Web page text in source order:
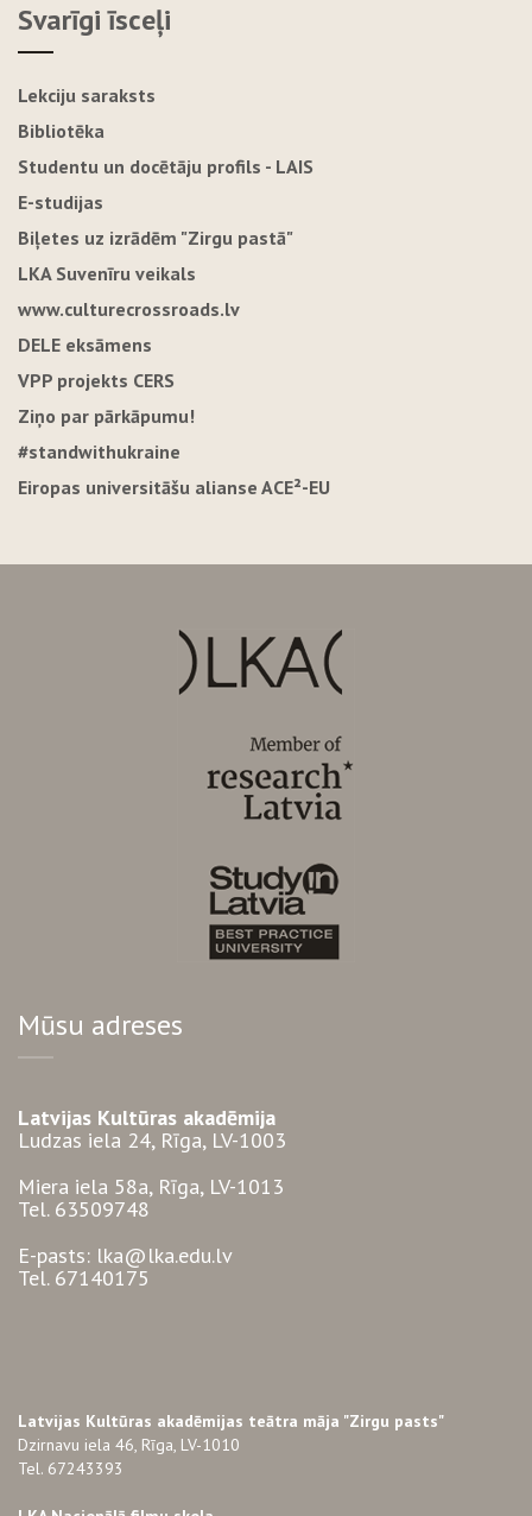
Svarīgi īsceļi
Lekciju saraksts
Bibliotēka
Studentu un docētāju profils - LAIS
E-studijas
Biļetes uz izrādēm "Zirgu pastā"
LKA Suvenīru veikals
www.culturecrossroads.lv
DELE eksāmens
VPP projekts CERS
Ziņo par pārkāpumu!
#standwithukraine
Eiropas universitāšu alianse ACE²-EU
Mūsu adreses
Latvijas Kultūras akadēmija
Ludzas iela 24, Rīga, LV-1003
Miera iela 58a, Rīga, LV-1013
Tel. 63509748
E-pasts: lka@lka.edu.lv
Tel. 67140175
Latvijas Kultūras akadēmijas teātra māja "Zirgu pasts"
Dzirnavu iela 46, Rīga, LV-1010
Tel. 67243393